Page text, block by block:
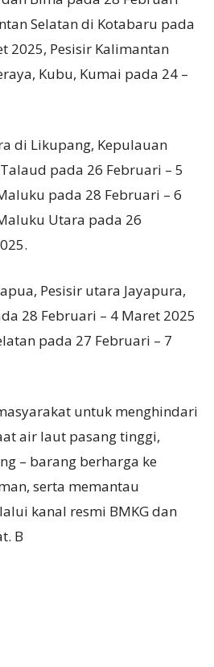
Selatan di Kotabaru pada
2025, Pesisir Kalimantan
Kubu, Kumai pada 24 –
di Likupang, Kepulauan
pada 26 Februari – 5
pada 28 Februari – 6
Utara pada 26
Pesisir utara Jayapura,
28 Februari – 4 Maret 2025
pada 27 Februari – 7
untuk menghindari
air laut pasang tinggi,
– barang berharga ke
serta memantau
kanal resmi BMKG dan
B